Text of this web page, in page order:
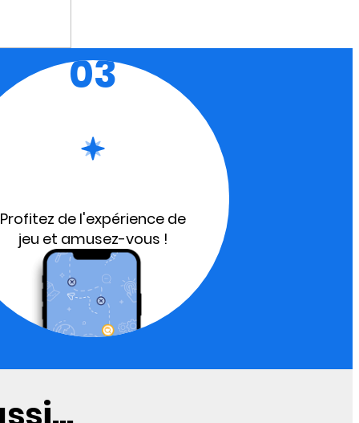
03
Profitez de l'expérience de
jeu et amusez-vous !